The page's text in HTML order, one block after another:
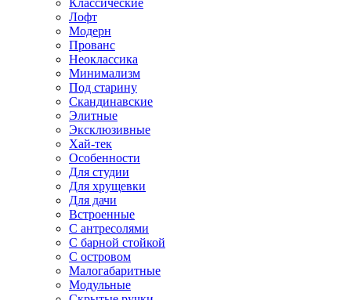
Классические
Лофт
Модерн
Прованс
Неоклассика
Минимализм
Под старину
Скандинавские
Элитные
Эксклюзивные
Хай-тек
Особенности
Для студии
Для хрущевки
Для дачи
Встроенные
С антресолями
С барной стойкой
С островом
Малогабаритные
Модульные